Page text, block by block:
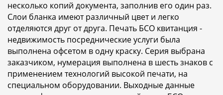
несколько копий документа, заполнив его один раз.
Слои бланка имеют различный цвет и легко
отделяются друг от друга. Печать БСО квитанция -
недвижимость посреднические услуги была
выполнена офсетом в одну краску. Серия выбрана
заказчиком, нумерация выполнена в шесть знаков с
применением технологий высокой печати, на
специальном оборудовании. Выходные данные